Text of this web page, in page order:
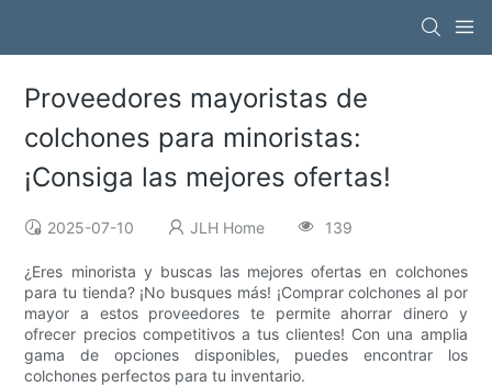
Proveedores mayoristas de
colchones para minoristas:
¡Consiga las mejores ofertas!
2025-07-10 JLH Home 139
¿Eres minorista y buscas las mejores ofertas en colchones
para tu tienda? ¡No busques más! ¡Comprar colchones al por
mayor a estos proveedores te permite ahorrar dinero y
ofrecer precios competitivos a tus clientes! Con una amplia
gama de opciones disponibles, puedes encontrar los
colchones perfectos para tu inventario.